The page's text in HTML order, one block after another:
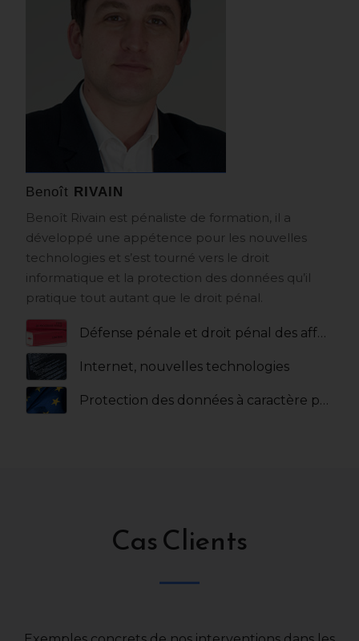
Benoît RIVAIN
Benoît Rivain est pénaliste de formation, il a
développé une appétence pour les nouvelles
technologies et s’est tourné vers le droit
informatique et la protection des données qu’il
pratique tout autant que le droit pénal.
Défense pénale et droit pénal des affaires
Internet, nouvelles technologies
Protection des données à caractère personnel
Cas Clients